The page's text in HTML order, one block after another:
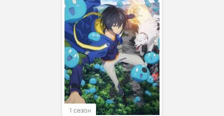
1 сезон